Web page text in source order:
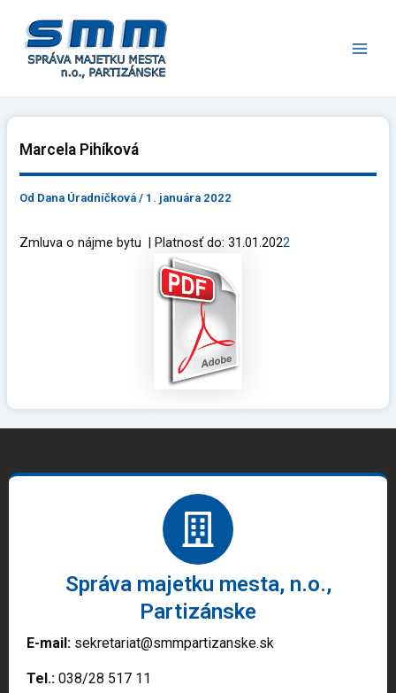
obsah
Marcela Pihíková
Od Dana Úradníčková/ 1. januára 2022
Zmluva o nájme bytu | Platnosť do: 31.01.2022
Správa majetku mesta, n.o.,
Partizánske
E-mail: sekretariat@smmpartizanske.sk
Tel.: 038/28 517 11